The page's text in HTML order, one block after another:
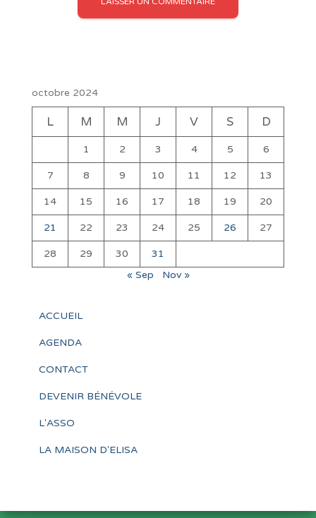
octobre 2024
L M M J V S D
1 2 3 4 5 6
7 8 9 10 11 12 13
14 15 16 17 18 19 20
21 22 23 24 25 26 27
28 29 30
31
« Sep
Nov »
ACCUEIL
AGENDA
CONTACT
DEVENIR BÉNÉVOLE
L'ASSO
LA MAISON D'ELISA